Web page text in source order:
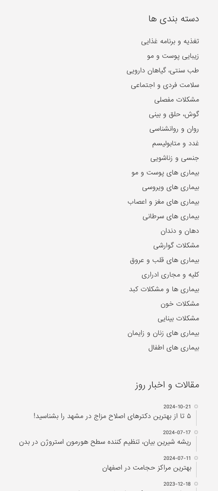
دسته بندی ها
تغذیه و برنامه غذایی
زیبایی پوست و مو
طب سنتی، گیاهان دارویی
سلامت فردی و اجتماعی
مشکلات مفصلی
گوش، حلق و بینی
روان و روانشناسی
غدد و متابولیسم
جنسی و زناشویی
بیماری های پوست و مو
بیماری های ویروسی
بیماری های مغز و اعصاب
بیماری های سرطانی
دهان و دندان
مشکلات گوارشی
بیماری های قلب و عروق
کلیه و مجاری ادراری
بیماری ها و مشکلات کبد
مشکلات خون
مشکلات بینایی
بیماری های زنان و زایمان
بیماری های اطفال
مقالات و اخبار روز
2024-10-21
۵ تا از بهترین دکتر‌های اصلاح مزاج در مشهد را بشناسید!
2024-07-17
ریشه شیرین بیان، تنظیم کننده سطح هورمون استروژن در بدن
2024-07-11
بهترین مراکز حجامت در اصفهان
2023-12-18